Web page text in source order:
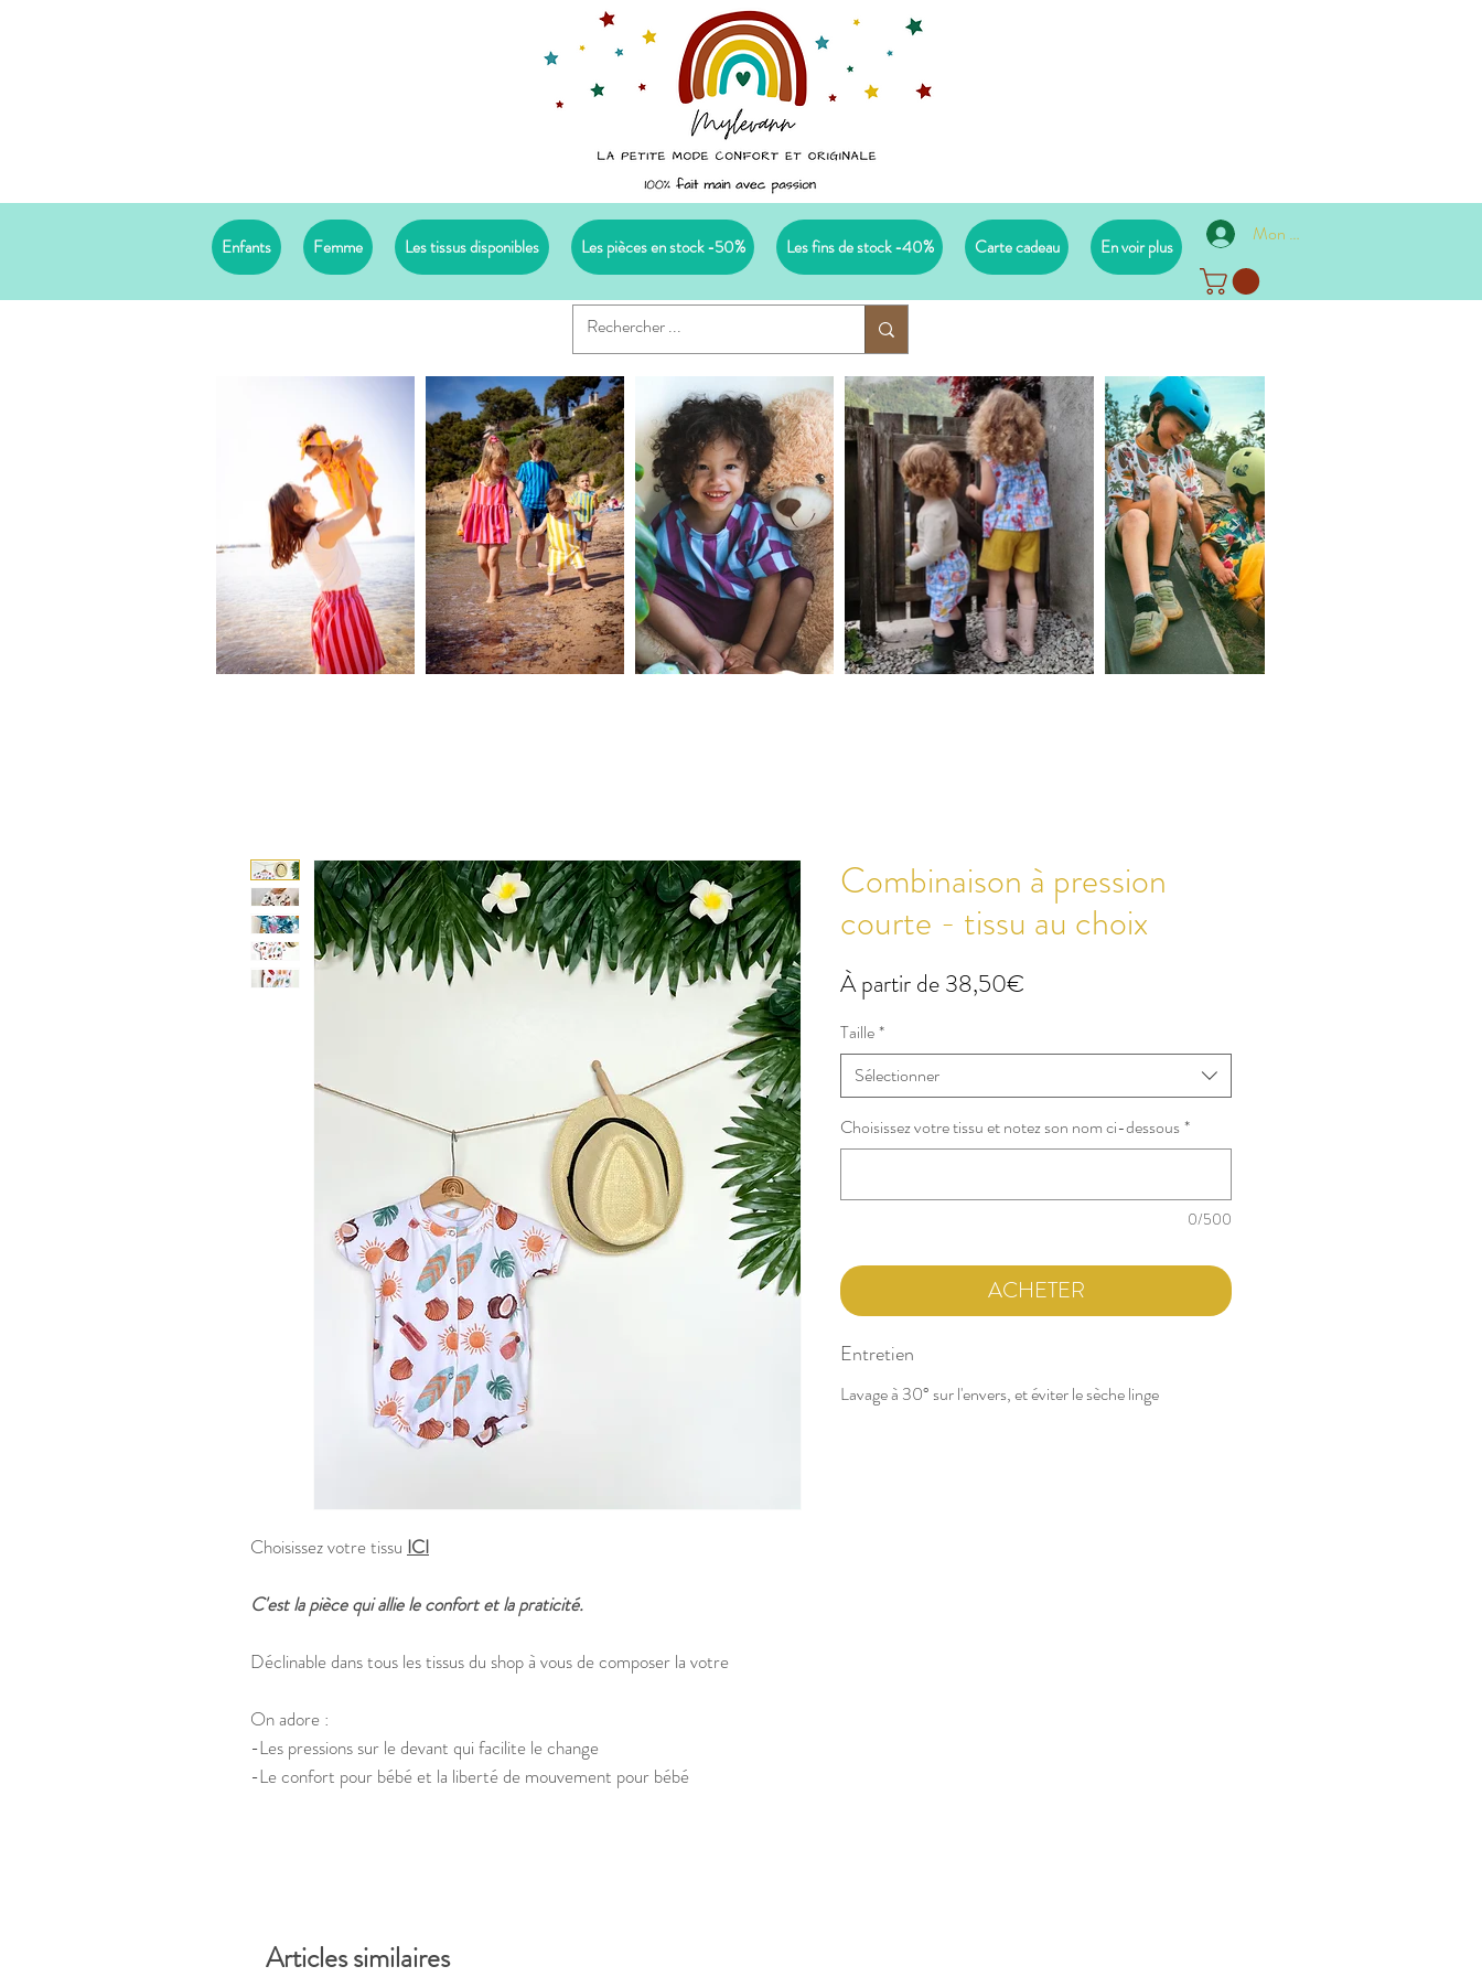
Enfants Femme Les tissus disponibles Les pièces en stock -50% Les fins de stock -40% Carte cadeau En voir plus
Mon compte
Choisissez votre tissu ICI
C'est la pièce qui allie le confort et la praticité.
Déclinable dans tous les tissus du shop à vous de composer la votre
On adore :
-Les pressions sur le devant qui facilite le change
-Le confort pour bébé et la liberté de mouvement pour bébé
Combinaison à pression
courte - tissu au choix
À partir de38,50€
Taille*
Sélectionner
Choisissez votre tissu et notez son nom ci-dessous*
0/500
ACHETER
Entretien
Lavage à 30° sur l'envers, et éviter le sèche linge
Articles similaires